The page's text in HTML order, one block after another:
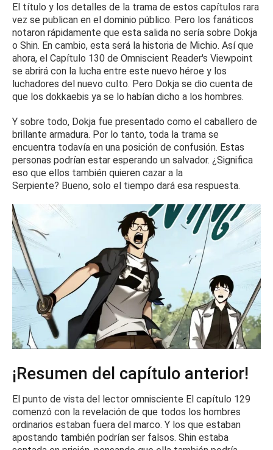
El título y los detalles de la trama de estos capítulos rara
vez se publican en el dominio público. Pero los fanáticos
notaron rápidamente que esta salida no sería sobre Dokja
o Shin. En cambio, esta será la historia de Michio. Así que
ahora, el Capítulo 130 de Omniscient Reader's Viewpoint
se abrirá con la lucha entre este nuevo héroe y los
luchadores del nuevo culto. Pero Dokja se dio cuenta de
que los dokkaebis ya se lo habían dicho a los hombres.
Y sobre todo, Dokja fue presentado como el caballero de
brillante armadura. Por lo tanto, toda la trama se
encuentra todavía en una posición de confusión. Estas
personas podrían estar esperando un salvador. ¿Significa
eso que ellos también quieren cazar a la
Serpiente? Bueno, solo el tiempo dará esa respuesta.
¡Resumen del capítulo anterior!
El punto de vista del lector omnisciente El capítulo 129
comenzó con la revelación de que todos los hombres
ordinarios estaban fuera del marco. Y los que estaban
apostando también podrían ser falsos. Shin estaba